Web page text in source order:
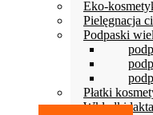
Eko-
Pielęgnacja
Podpaski
Płatki
Wkładki